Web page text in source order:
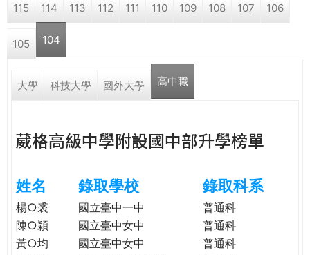
學
格。
a
r
e
e
r
e
115 114 113 112 111 110 109 108 107 106
105 104
大學 科技大學 國外大學 高中職
葳格高級中學附設國中部升學榜單
姓名 錄取學校 錄取科系
楊○裘 國立臺中一中
普通科
陳○穎
國立臺中女中
普通科
黃○均
國立臺中女中
普通科